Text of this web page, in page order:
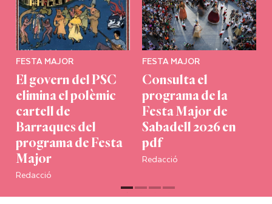
FESTA MAJOR
El govern del PSC
elimina el polèmic
cartell de
Barraques del
programa de Festa
Major
Redacció
FESTA MAJOR
Consulta el
programa de la
Festa Major de
Sabadell 2026 en
pdf
Redacció